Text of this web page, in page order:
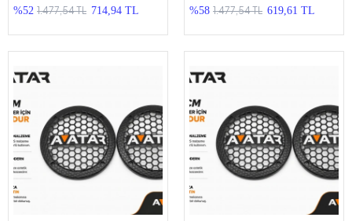
%52 1.477,54 TL 714,94 TL %58 1.477,54 TL 619,61 TL